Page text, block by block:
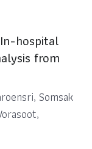
hospital
from
Somsak